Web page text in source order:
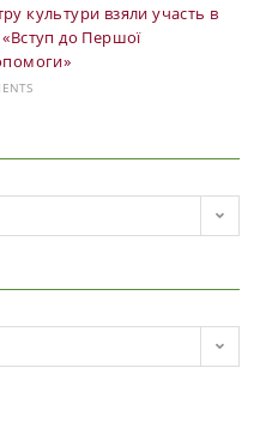
культури взяли участь в
до Першої